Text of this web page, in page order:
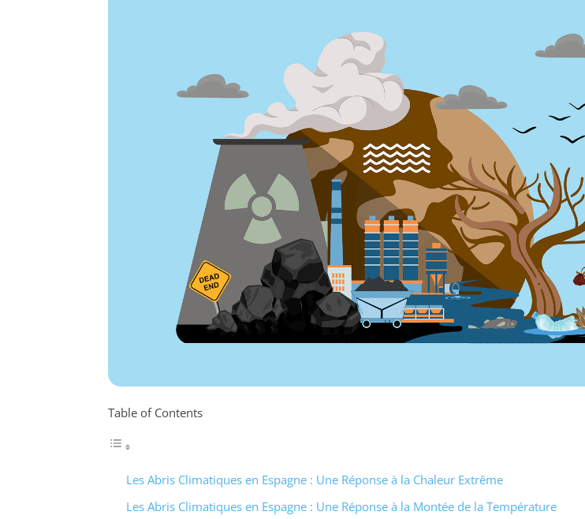
Table of Contents
Les Abris Climatiques en Espagne : Une Réponse à la Chaleur Extrême
Les Abris Climatiques en Espagne : Une Réponse à la Montée de la Température